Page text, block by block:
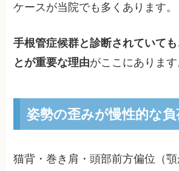
ケースが当院でも多くあります。
手根管症候群と診断されていて
とが重要な理由がここにあります
姿勢の歪みが慢性的な
猫背・巻き肩・頭部前方偏位（